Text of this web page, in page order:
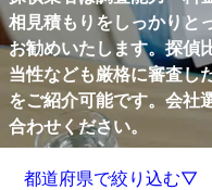
相見積もりをしっかりと
お勧めいたします。探偵
当性なども厳格に審査し
をご紹介可能です。会社
合わせください。
都道府県で絞り込む▽